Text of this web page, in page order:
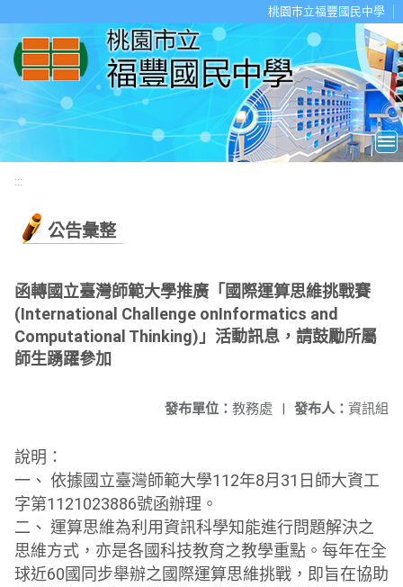
桃園市立福豐國民中學
:::
公告彙整
函轉國立臺灣師範大學推廣「國際運算思維挑戰賽
(International Challenge onInformatics and
Computational Thinking)」活動訊息，請鼓勵所屬
師生踴躍參加
發布人： 資訊組
發布單位： 教務處 |
說明：
一、 依據國立臺灣師範大學112年8月31日師大資工
字第1121023886號函辦理。
二、 運算思維為利用資訊科學知能進行問題解決之
思維方式， 亦是各國科技教育之教學重點。 每年在全
球近60國同步舉辦之國際運算思維挑戰， 即旨在協助